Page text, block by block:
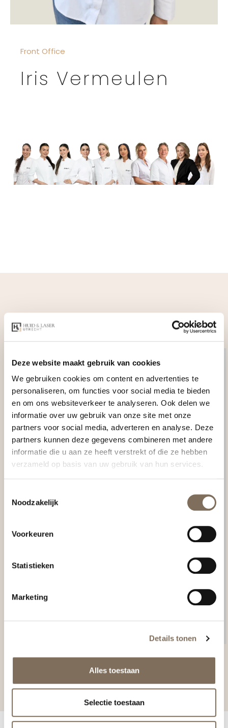
Deze website maakt gebruik van cookies
We gebruiken cookies om content en advertenties te
personaliseren, om functies voor social media te bieden
en om ons websiteverkeer te analyseren. Ook delen we
informatie over uw gebruik van onze site met onze
partners voor social media, adverteren en analyse. Deze
partners kunnen deze gegevens combineren met andere
informatie die u aan ze heeft verstrekt of die ze hebben
verzameld op basis van uw gebruik van hun services.
Noodzakelijk
Voorkeuren
Statistieken
Marketing
Details tonen
Alles toestaan
Selectie toestaan
Front Office
Iris Vermeulen
Jacky van den Hoek
HUIDTHERAPEUT